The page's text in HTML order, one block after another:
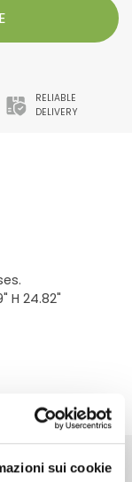
sui cookie
RELIABLE
DELIVERY
H 24.82"